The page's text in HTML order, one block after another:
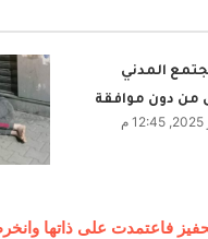
المدني
من دون موافقة
فاعتمدت على ذاتها